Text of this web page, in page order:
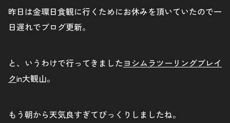
昨日は金環日食観に行くためにお休みを頂いていたので一
日遅れでブログ更新。
と、いうわけで行ってきましたヨシムラツーリングブレイ
クin大観山。
もう朝から天気良すぎてびっくりしましたね。